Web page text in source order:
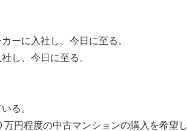
ーに入社し、今日に至る。
し、今日に至る。
る。
円程度の中古マンションの購入を希望し